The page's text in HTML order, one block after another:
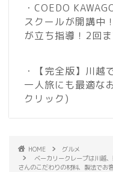
・COEDO
スクールが開講中
が立ち指導！2回
・【完全版】川越
一人旅にも最適な
クリック)
HOME
グルメ
ベーカリークレープは川越
さんのこだわりの材料、製法でお